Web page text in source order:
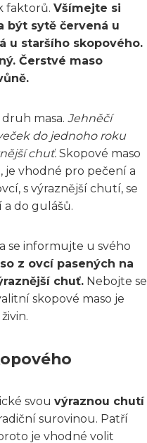
faktorů. Všímejte si
být sytě červená u
u staršího skopového.
Čerstvé maso
masa. Jehněčí
do jednoho roku
chuť. Skopové maso
je vhodné pro pečení a
s výraznější chutí, se
a do gulášů.
se informujte u svého
z ovcí pasených na
chuť. Nebojte se
skopové maso je
svou výraznou chutí
surovinou. Patří
je vhodné volit